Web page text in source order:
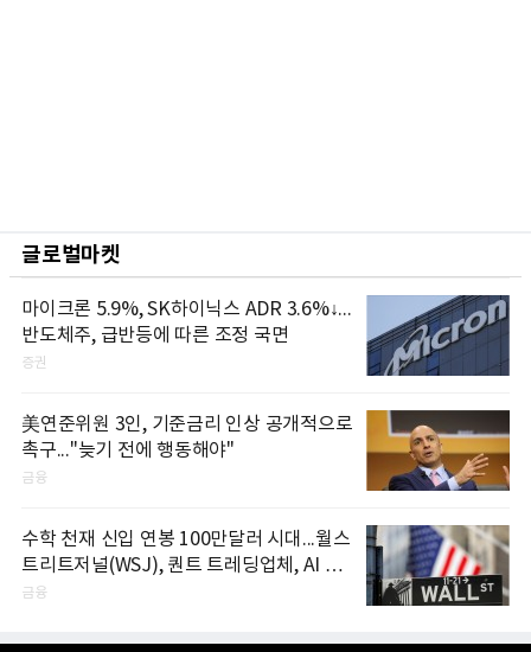
글로벌마켓
마이크론 5.9%, SK하이닉스 ADR 3.6%↓...
반도체주, 급반등에 따른 조정 국면
증권
美연준위원 3인, 기준금리 인상 공개적으로
촉구..."늦기 전에 행동해야"
금융
수학 천재 신입 연봉 100만달러 시대...월스
트리트저널(WSJ), 퀀트 트레딩업체, AI 기
업들 인재 확보 경쟁
금융